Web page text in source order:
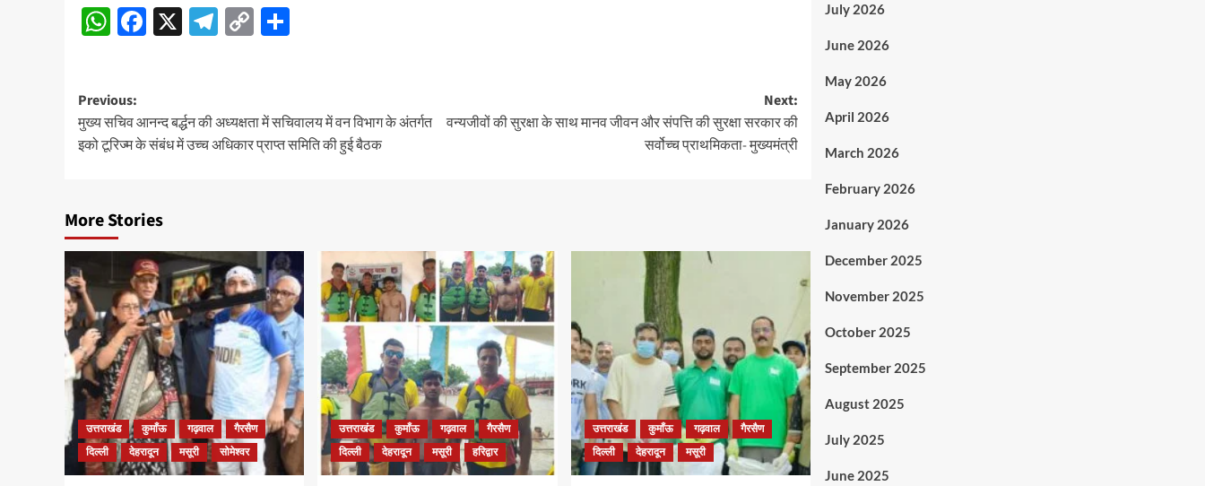
WhatsApp
Facebook
X Telegram
Copy
Post
navigation
Previous:
मुख्य सचिव आनन्द बर्द्धन की अध्यक्षता में सचिवालय में वन विभाग के अंतर्गत
इको टूरिज्म के संबंध में उच्च अधिकार प्राप्त समिति की हुई बैठक
Next:
वन्यजीवों की सुरक्षा के साथ मानव जीवन और संपत्ति की सुरक्षा सरकार की
सर्वोच्च प्राथमिकता- मुख्यमंत्री
More Stories
उत्तराखंड कुमाँऊ गढ़वाल
गैरसैण
दिल्ली
देहरादून मसूरी सोमेश्वर
उत्तराखंड कुमाँऊ गढ़वाल
गैरसैण
दिल्ली
देहरादून मसूरी हरिद्वार
उत्तराखंड कुमाँऊ गढ़वाल
गैरसैण
दिल्ली
देहरादून मसूरी
July 2026
June 2026
May 2026
April 2026
March 2026
February 2026
January 2026
December 2025
November 2025
October 2025
September 2025
August 2025
July 2025
June 2025